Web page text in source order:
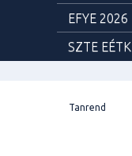
EFYE 2026
SZTE EÉTK
Tanrend